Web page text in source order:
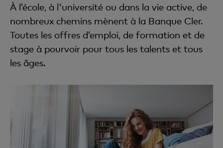
À l’école, à l'université ou dans la vie active, de
nombreux chemins mènent à la Banque Cler.
Toutes les offres d’emploi, de formation et de
stage à pourvoir pour tous les talents et tous
les âges.